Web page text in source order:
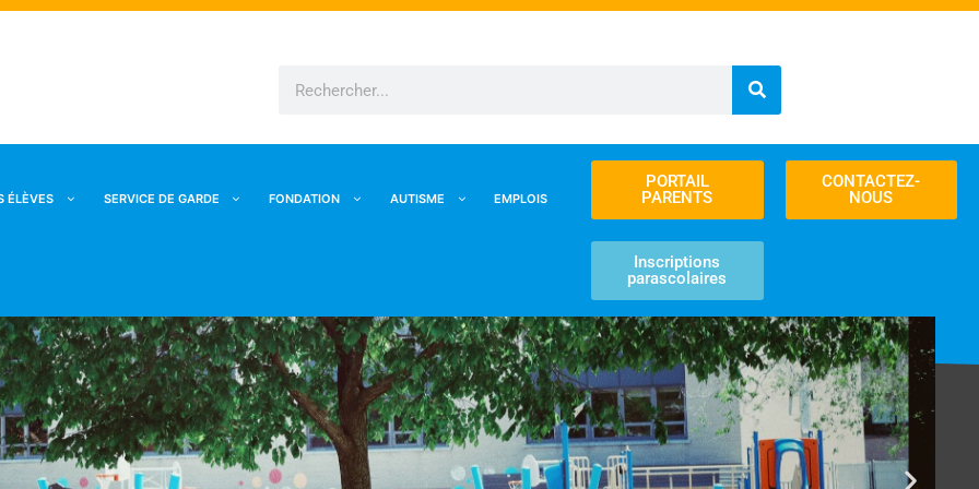
ÉLÈVES SERVICE DE GARDE FONDATION AUTISME EMPLOIS
PORTAIL
PARENTS
Inscriptions
parascolaires
CONTACTEZ-
NOUS